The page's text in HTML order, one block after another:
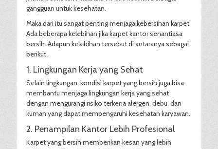
gangguan untuk kesehatan.
Maka dari itu sangat penting menjaga kebersihan karpet.
Ada beberapa kelebihan jika karpet kantor senantiasa
bersih. Adapun kelebihan tersebut di antaranya sebagai
berikut.
1. Lingkungan Kerja yang Sehat
Selain lingkungan, kondisi karpet yang bersih juga bisa
membantu menjaga lingkungan kerja yang sehat
dengan mengurangi risiko terkena alergen, debu, dan
kuman yang dapat mempengaruhi kesehatan karyawan.
2. Penampilan Kantor Lebih Profesional
Karpet yang bersih memberikan kesan yang lebih